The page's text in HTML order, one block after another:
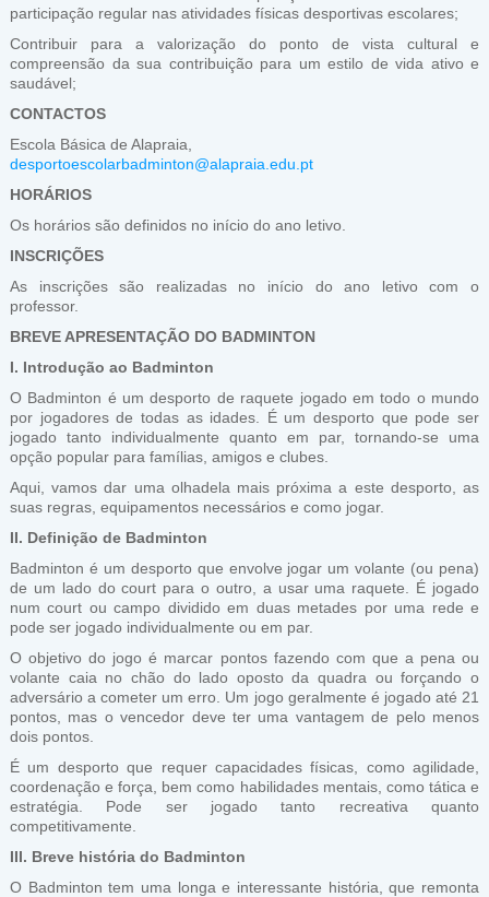
participação regular nas atividades físicas desportivas escolares;
Contribuir para a valorização do ponto de vista cultural e
compreensão da sua contribuição para um estilo de vida ativo e
saudável;
CONTACTOS
Escola Básica de Alapraia,
desportoescolarbadminton@alapraia.edu.pt
HORÁRIOS
Os horários são definidos no início do ano letivo.
INSCRIÇÕES
As inscrições são realizadas no início do ano letivo com o
professor.
BREVE APRESENTAÇÃO DO BADMINTON
I. Introdução ao Badminton
O Badminton é um desporto de raquete jogado em todo o mundo
por jogadores de todas as idades. É um desporto que pode ser
jogado tanto individualmente quanto em par, tornando-se uma
opção popular para famílias, amigos e clubes.
Aqui, vamos dar uma olhadela mais próxima a este desporto, as
suas regras, equipamentos necessários e como jogar.
II. Definição de Badminton
Badminton é um desporto que envolve jogar um volante (ou pena)
de um lado do court para o outro, a usar uma raquete. É jogado
num court ou campo dividido em duas metades por uma rede e
pode ser jogado individualmente ou em par.
O objetivo do jogo é marcar pontos fazendo com que a pena ou
volante caia no chão do lado oposto da quadra ou forçando o
adversário a cometer um erro. Um jogo geralmente é jogado até 21
pontos, mas o vencedor deve ter uma vantagem de pelo menos
dois pontos.
É um desporto que requer capacidades físicas, como agilidade,
coordenação e força, bem como habilidades mentais, como tática e
estratégia. Pode ser jogado tanto recreativa quanto
competitivamente.
III. Breve história do Badminton
O Badminton tem uma longa e interessante história, que remonta